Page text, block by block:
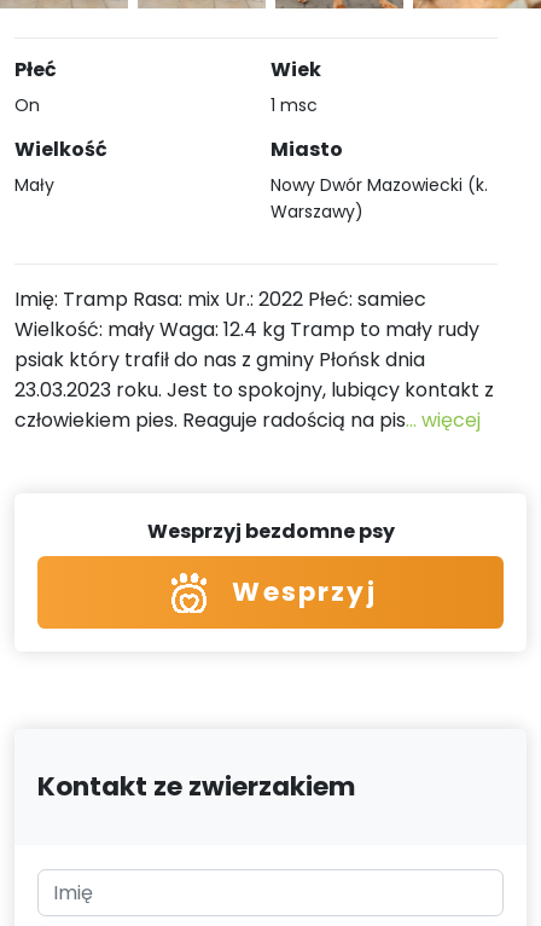
Płeć
On
Wielkość
Mały
Wiek
1 msc
Miasto
Nowy Dwór Mazowiecki (k.
Warszawy)
Imię: Tramp Rasa: mix Ur.: 2022 Płeć: samiec
Wielkość: mały Waga: 12.4 kg Tramp to mały rudy
psiak który trafił do nas z gminy Płońsk dnia
23.03.2023 roku. Jest to spokojny, lubiący kontakt z
człowiekiem pies. Reaguje radością na pis... więcej
Wesprzyj bezdomne psy
Wesprzyj
Kontakt ze zwierzakiem